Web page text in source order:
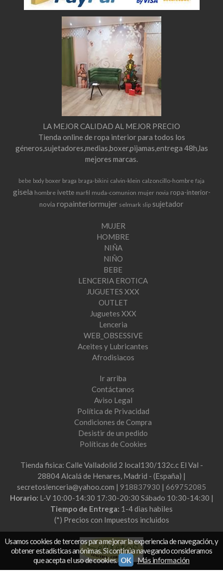
LA MEJOR CALIDAD AL MEJOR PRECIO
Tienda online de ropa interior para todos los
géneros,sujetadores,medias,boxer,pijamas,entrega 48h,las
mejores marcas.
bebe body boxer braga braga-bikini calvin-klein calzoncillo-hombre faja
gisela hombre ivette marfil muda-comunion mujer novia ropa-interior-
novia ropainteriormujer selmark slip sujetador
MUJER
HOMBRE
NIÑA
NIÑO
BEBE
LENCERIA EROTICA
JUGUETES XXX
OUTLET
Juguetes XXX
Lenceria
WEB_OBSESSIVE
Aceites y Lubricantes
Afrodisiacos
Ir arriba
Contáctanos
Aviso Legal
Política de Privacidad
Condiciones de Compra
Desistir de un pedido
Políticas de Cookies
Tienda fisica: Calle Valladolid 2 local130/132c.c El Val -
28804 Alcalá de Henares, Madrid - (España) |
secretoslenceria@yahoo.com | 918837930 | 669752085
Horario: L-V 10:00-14:30 17:30-20:30 Sábado 10:30-14:30 |
Tiempo de Entrega: 1-4 dias habiles
(*) Precios con Impuestos incluidos
Usamos cookies de terceros para mejorar la experiencia de navegación, y
obtener estadísticas anónimas. Si continúa navegando consideramos
que acepta el uso de cookies. OK Más información